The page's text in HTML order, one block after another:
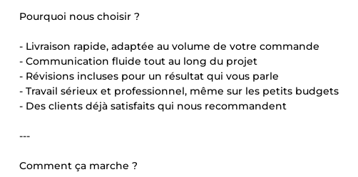
Pourquoi nous choisir ?
- Livraison rapide, adaptée au volume de votre commande
- Communication fluide tout au long du projet
- Révisions incluses pour un résultat qui vous parle
- Travail sérieux et professionnel, même sur les petits budgets
- Des clients déjà satisfaits qui nous recommandent
---
Comment ça marche ?